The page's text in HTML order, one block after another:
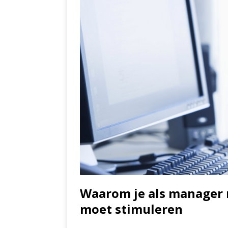
Waarom je als
moet stimuleren